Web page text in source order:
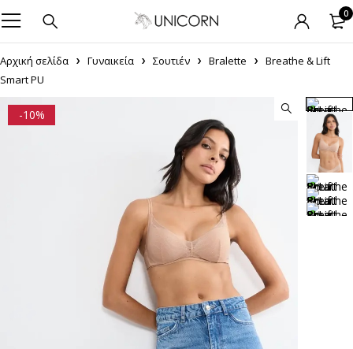
0
Αρχική σελίδα Γυναικεία Σουτιέν Bralette
Breathe & Lift
Smart PU
-10%